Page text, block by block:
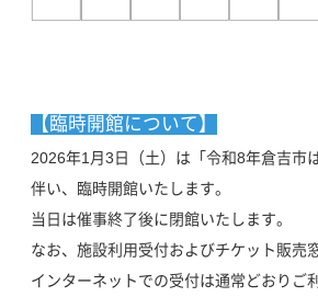
【臨時開館について】
2026年1月3日（土）は「令和8年倉吉市
伴い、臨時開館いたします。
当日は催事終了後に閉館いたします。
なお、施設利用受付およびチケット販売
インターネットでの受付は通常どおりご